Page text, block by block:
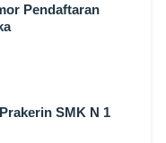
Pendaftaran
SMK N 1